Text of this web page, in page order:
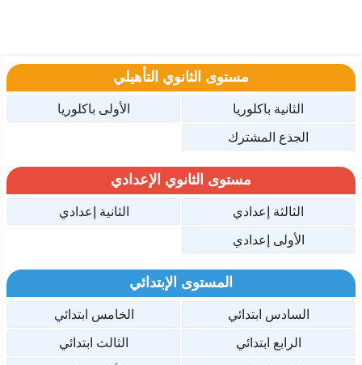
مستوى الثانوي التأهيلي
الثانية باكلوريا
الأولى باكلوريا
الجذع المشترك
مستوى الثانوي الإعدادي
الثالثة إعدادي
الثانية إعدادي
الأولى إعدادي
المستوى الإبتدائي
السادس ابتدائي
الخامس ابتدائي
الرابع ابتدائي
الثالث ابتدائي